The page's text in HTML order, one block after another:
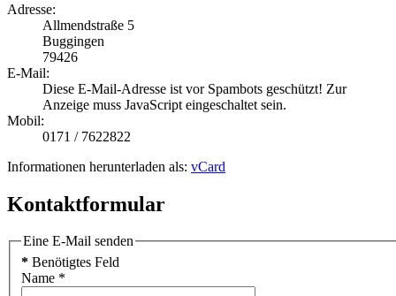
Adresse:
Allmendstraße 5
Buggingen
79426
E-Mail:
Diese E-Mail-Adresse ist vor Spambots geschützt! Zur
Anzeige muss JavaScript eingeschaltet sein.
Mobil:
0171 / 7622822
Informationen herunterladen als: vCard
Kontaktformular
Eine E-Mail senden
* Benötigtes Feld
Name *